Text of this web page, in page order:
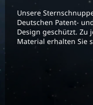
Unsere
Deutschen Patent-
Design geschützt. Zu
Material erhalten Sie